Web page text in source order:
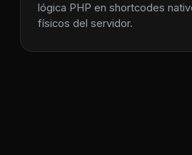
lógica PHP en shortcodes
físicos del servidor.